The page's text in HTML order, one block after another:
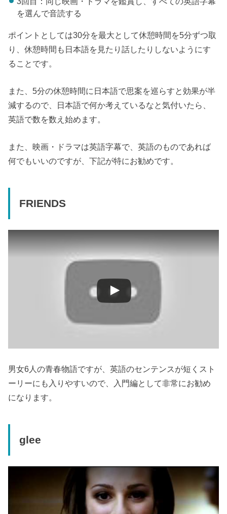
を選んで音読する
ポイントとしては30分を最大として休憩時間を5分ずつ取
り、休憩時間も日本語を見たり話したりしないようにす
ることです。
また、5分の休憩時間に日本語で思案を巡らすと効果が半
減するので、日本語で何か考えているなと気付いたら、
英語で数を数え始めます。
また、映画・ドラマは英語字幕で、英語のものであれば
何でもいいのですが、下記が特にお勧めです。
FRIENDS
男女6人の青春物語ですが、英語のセンテンスが短くスト
ーリーにも入りやすいので、入門編として非常にお勧め
になります。
glee